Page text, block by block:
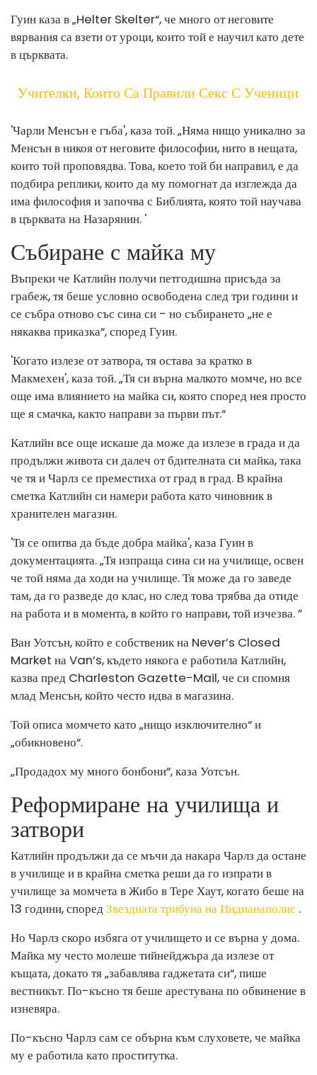
Гуин каза в „Helter Skelter“, че много от неговите
вярвания са взети от уроци, които той е научил като дете
в църквата.
Учителки, Които Са Правили Секс С Ученици
'Чарли Менсън е гъба', каза той. „Няма нищо уникално за
Менсън в никоя от неговите философии, нито в нещата,
които той проповядва. Това, което той би направил, е да
подбира реплики, които да му помогнат да изглежда да
има философия и започва с Библията, която той научава
в църквата на Назарянин. '
Събиране с майка му
Въпреки че Катлийн получи петгодишна присъда за
грабеж, тя беше условно освободена след три години и
се събра отново със сина си - но събирането „не е
някаква приказка“, според Гуин.
'Когато излезе от затвора, тя остава за кратко в
Макмехен', каза той. „Тя си върна малкото момче, но все
още има влиянието на майка си, която според нея просто
ще я смачка, както направи за първи път.“
Катлийн все още искаше да може да излезе в града и да
продължи живота си далеч от бдителната си майка, така
че тя и Чарлз се преместиха от град в град. В крайна
сметка Катлийн си намери работа като чиновник в
хранителен магазин.
'Тя се опитва да бъде добра майка', каза Гуин в
документацията. „Тя изпраща сина си на училище, освен
че той няма да ходи на училище. Тя може да го заведе
там, да го разведе до клас, но след това трябва да отиде
на работа и в момента, в който го направи, той изчезва. ”
Ван Уотсън, който е собственик на Never’s Closed
Market на Van’s, където някога е работила Катлийн,
казва пред Charleston Gazette-Mail, че си спомня
млад Менсън, който често идва в магазина.
Той описа момчето като „нищо изключително“ и
„обикновено“.
„Продадох му много бонбони“, каза Уотсън.
Реформиране на училища и
затвори
Катлийн продължи да се мъчи да накара Чарлз да остане
в училище и в крайна сметка реши да го изпрати в
училище за момчета в Жибо в Тере Хаут, когато беше на
13 години, споредЗвездната трибуна на Индианаполис .
Но Чарлз скоро избяга от училището и се върна у дома.
Майка му често молеше тийнейджъра да излезе от
къщата, докато тя „забавлява гаджетата си“, пише
вестникът. По-късно тя беше арестувана по обвинение в
изневяра.
По-късно Чарлз сам се обърна към слуховете, че майка
му е работила като проститутка.